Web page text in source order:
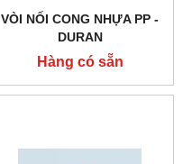
VÒI NỐI CONG NHỰA PP -
DURAN
Hàng có sẵn